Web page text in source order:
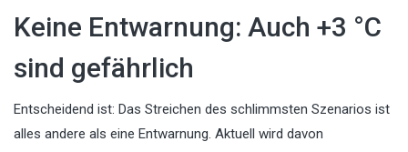
Keine Entwarnung: Auch +3 °C
sind gefährlich
Entscheidend ist: Das Streichen des schlimmsten Szenarios ist
alles andere als eine Entwarnung. Aktuell wird davon